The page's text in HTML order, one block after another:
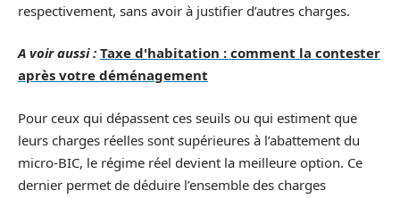
respectivement, sans avoir à justifier d’autres charges.
A voir aussi : Taxe d'habitation : comment la contester
après votre déménagement
Pour ceux qui dépassent ces seuils ou qui estiment que
leurs charges réelles sont supérieures à l’abattement du
micro-BIC, le régime réel devient la meilleure option. Ce
dernier permet de déduire l’ensemble des charges